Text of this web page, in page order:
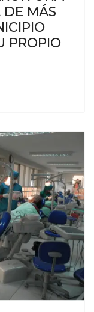
DE MÁS
PROPIO